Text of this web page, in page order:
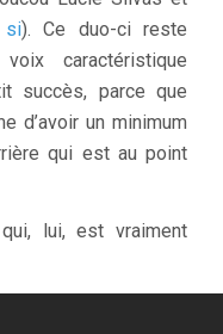
si). Ce duo-ci reste
caractéristique
succès, parce que
d’avoir un minimum
qui est au point
lui, est vraiment